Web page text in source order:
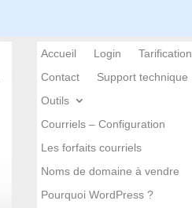
Accueil Login
Tarification
Contact
Support technique
Outils
Courriels – Configuration
Les forfaits courriels
Noms de domaine à vendre
Pourquoi WordPress ?